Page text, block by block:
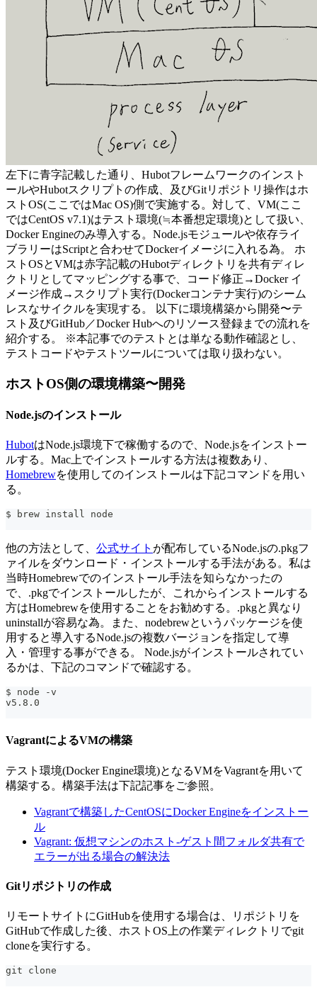
左下に青字記載した通り、Hubotフレームワークのインスト
ールやHubotスクリプトの作成、及びGitリポジトリ操作はホ
ストOS(ここではMac OS)側で実施する。対して、VM(ここ
ではCentOS v7.1)はテスト環境(≒本番想定環境)として扱い、
Docker Engineのみ導入する。Node.jsモジュールや依存ライ
ブラリーはScriptと合わせてDockerイメージに入れる為。 ホ
ストOSとVMは赤字記載のHubotディレクトリを共有ディレ
クトリとしてマッピングする事で、コード修正→Docker イ
メージ作成→スクリプト実行(Dockerコンテナ実行)のシーム
レスなサイクルを実現する。 以下に環境構築から開発〜テ
スト及びGitHub／Docker Hubへのリソース登録までの流れを
紹介する。 ※本記事でのテストとは単なる動作確認とし、
テストコードやテストツールについては取り扱わない。
ホストOS側の環境構築〜開発
Node.jsのインストール
HubotはNode.js環境下で稼働するので、Node.jsをインストー
ルする。Mac上でインストールする方法は複数あり、
Homebrewを使用してのインストールは下記コマンドを用い
る。
$ brew install node
他の方法として、 公式サイト が配布しているNode.jsの.pkgフ
ァイルをダウンロード・インストールする手法がある。私は
当時Homebrewでのインストール手法を知らなかったの
で、.pkgでインストールしたが、これからインストールする
方はHomebrewを使用することをお勧めする。.pkgと異なり
uninstallが容易な為。また、nodebrewというパッケージを使
用すると導入するNode.jsの複数バージョンを指定して導
入・管理する事ができる。 Node.jsがインストールされてい
るかは、下記のコマンドで確認する。
$ node -v
v5.8.0
VagrantによるVMの構築
テスト環境(Docker Engine環境)となるVMをVagrantを用いて
構築する。構築手法は下記記事をご参照。
Vagrantで構築したCentOSにDocker Engineをインストー
ル
Vagrant: 仮想マシンのホスト-ゲスト間フォルダ共有で
エラーが出る場合の解決法
Gitリポジトリの作成
リモートサイトにGitHubを使用する場合は、リポジトリを
GitHubで作成した後、ホストOS上の作業ディレクトリでgit
cloneを実行する。
git clone